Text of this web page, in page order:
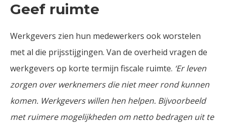
Geef ruimte
Werkgevers zien hun medewerkers ook worstelen
met al die prijsstijgingen. Van de overheid vragen de
werkgevers op korte termijn fiscale ruimte. ‘Er leven
zorgen over werknemers die niet meer rond kunnen
komen. Werkgevers willen hen helpen. Bijvoorbeeld
met ruimere mogelijkheden om netto bedragen uit te